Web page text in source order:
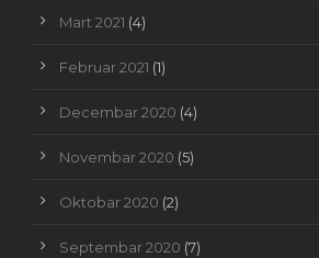
Mart 2021 (4)
Februar 2021 (1)
Decembar 2020 (4)
Novembar 2020 (5)
Oktobar 2020 (2)
Septembar 2020 (7)